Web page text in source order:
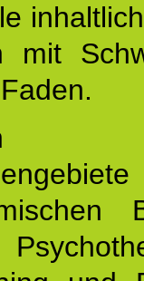
mit